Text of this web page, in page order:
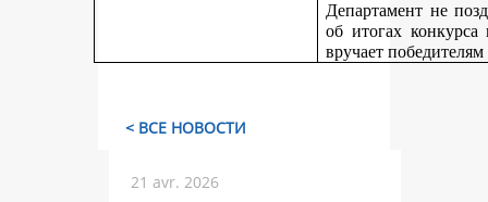
Департамент не
об итогах
вручает
< ВСЕ НОВОСТИ
21 avr. 2026